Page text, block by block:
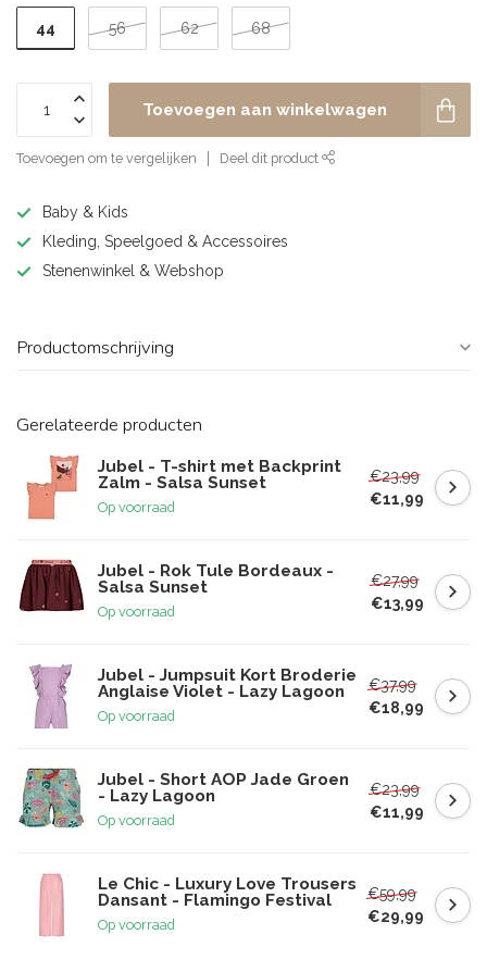
44 56 62 68
Toevoegen aan winkelwagen
Toevoegen om te vergelijken Deel dit product
Baby & Kids
Kleding, Speelgoed & Accessoires
Stenenwinkel & Webshop
Productomschrijving
Gerelateerde producten
Jubel - T-shirt met Backprint
Zalm - Salsa Sunset
Op voorraad
€23,99
€11,99
Jubel - Rok Tule Bordeaux -
Salsa Sunset
Op voorraad
€27,99
€13,99
Jubel - Jumpsuit Kort Broderie
Anglaise Violet - Lazy Lagoon
Op voorraad
€37,99
€18,99
Jubel - Short AOP Jade Groen
- Lazy Lagoon
Op voorraad
€23,99
€11,99
Le Chic - Luxury Love Trousers
Dansant - Flamingo Festival
Op voorraad
€59,99
€29,99